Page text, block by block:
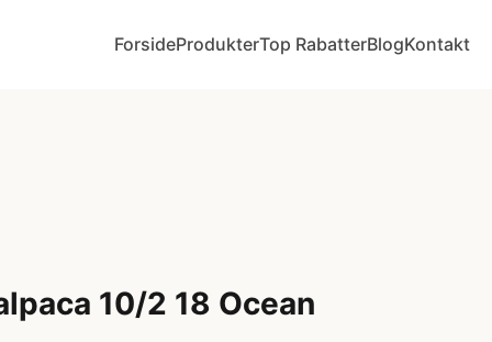
ForsideProdukterTop RabatterBlogKontakt
10/2 18 Ocean